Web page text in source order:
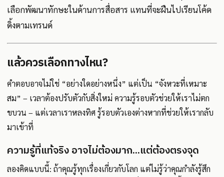
เลือกพัฒนาทักษะในด้านการสื่อสาร แทนที่จะฝืนไปเรียนโค้ด
ดิ้งตามเทรนด์
แล้วควรเลือกทางไหน?
คำตอบอาจไม่ใช่ “อย่างใดอย่างหนึ่ง” แต่เป็น “จังหวะที่เหมาะ
สม” – เวลาต้องปรับตัวกับสิ่งใหม่ ความรู้รอบตัวช่วยให้เราไม่ตก
ขบวน – แต่เวลาเราหลงทิศ รู้รอบตัวเองต่างหากที่ช่วยให้เรากลับ
มาเข้าที่
ความรู้ที่แท้จริง อาจไม่ต้องมาก...แต่ต้องตรงจุด
ลองคิดแบบนี้: ถ้าคุณรู้ทุกเรื่องเกี่ยวกับโลก แต่ไม่รู้ว่าคุณกำลังรู้สึก